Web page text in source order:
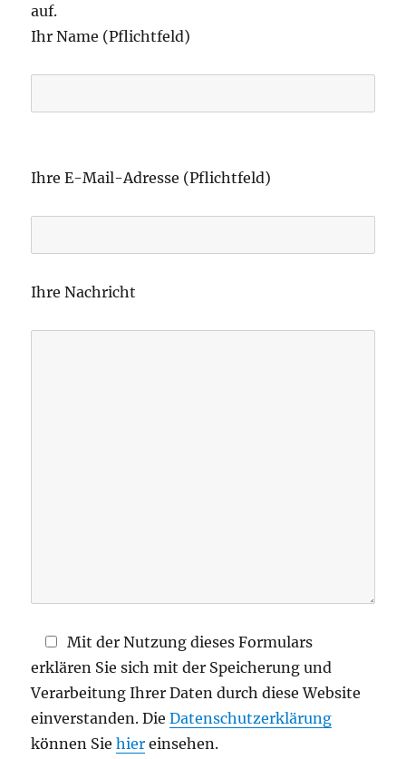
auf.
Ihr Name (Pflichtfeld)
i
e
a
s
l
e
e
r
Ihre E-Mail-Adresse (Pflichtfeld)
Ihre Nachricht
Mit der Nutzung dieses Formulars
erklären Sie sich mit der Speicherung und
Verarbeitung Ihrer Daten durch diese Website
einverstanden. DieDatenschutzerklärung
können Siehier einsehen.